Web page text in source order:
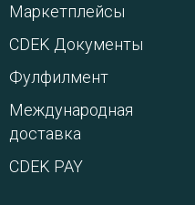
Маркетплейсы
CDEK Документы
Фулфилмент
Международная
доставка
CDEK PAY